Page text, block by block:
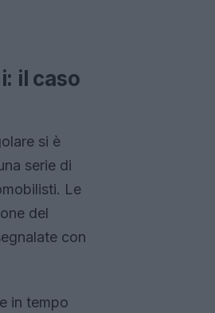
il caso
si è
serie di
Le
del
con
in tempo